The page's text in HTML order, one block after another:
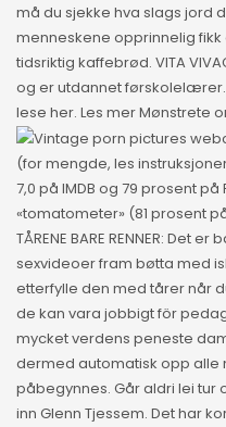
må du sjekke hva slags jord
menneskene opprinnelig fikk
tidsriktig kaffebrød. VITA
og er utdannet
lese her. Les mer Mønstrete
(for mengde, les
7,0 på IMDB og 79 prosent
«tomatometer» (81 prosent
TÅRENE BARE RENNER: Det
sexvideoer fram bøtta med
etterfylle den med tårer når
de kan vara jobbigt för
mycket verdens peneste
dermed automatisk opp alle
påbegynnes. Går aldri lei tur
inn Glenn Tjessem. Det har